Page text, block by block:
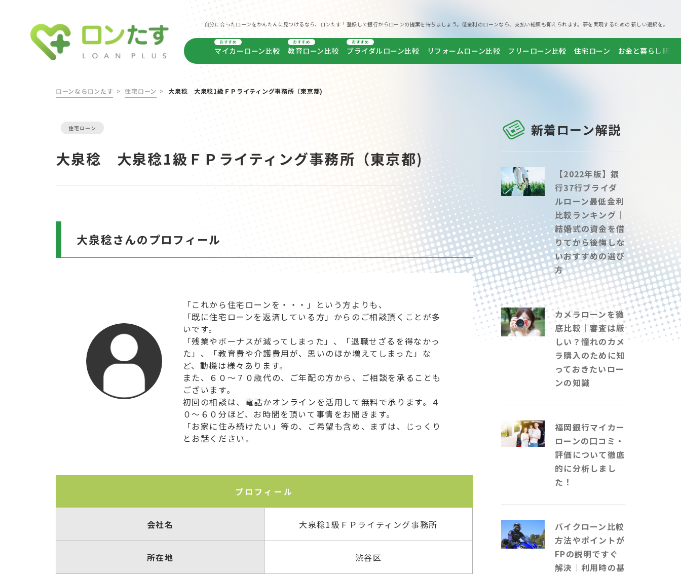
自分に合ったローンをかんたんに見つけるなら、ロンたす！登録して銀行からローンの提案を待ちましょう。低金利のローンなら、支払い総額も抑えられます。夢を実現するための 新しい選択を。
おすすめ
マイカーローン比較
おすすめ
教育ローン比較
おすすめ
ブライダルローン比較 リフォームローン比較 フリーローン比較 住宅ローン お金と暮らし研究
ローンならロンたす 住宅ローン 大泉稔 大泉稔1級ＦＰライティング事務所（東京都)
住宅ローン
大泉稔 大泉稔1級ＦＰライティング事務所（東京都)
大泉稔さんのプロフィール
「これから住宅ローンを・・・」という方よりも、
「既に住宅ローンを返済している方」からのご相談頂くことが多
いです。
「残業やボーナスが減ってしまった」、「退職せざるを得なかっ
た」、「教育費や介護費用が、思いのほか増えてしまった」な
ど、動機は様々あります。
また、６０～７０歳代の、ご年配の方から、ご相談を承ることも
ございます。
初回の相談は、電話かオンラインを活用して無料で承ります。４
０～６０分ほど、お時間を頂いて事情をお聞きます。
「お家に住み続けたい」等の、ご希望も含め、まずは、じっくり
とお話ください。
プロフィール
会社名 大泉稔1級ＦＰライティング事務所
所在地 渋谷区
新着ローン解説
【2022年版】銀
行37行ブライダ
ルローン最低金利
比較ランキング｜
結婚式の資金を借
りてから後悔しな
いおすすめの選び
方
カメラローンを徹
底比較｜審査は厳
しい？憧れのカメ
ラ購入のために知
っておきたいロー
ンの知識
福岡銀行マイカー
ローンの口コミ・
評価について徹底
的に分析しまし
た！
バイクローン比較
方法やポイントが
FPの説明ですぐ
解決｜利用時の基